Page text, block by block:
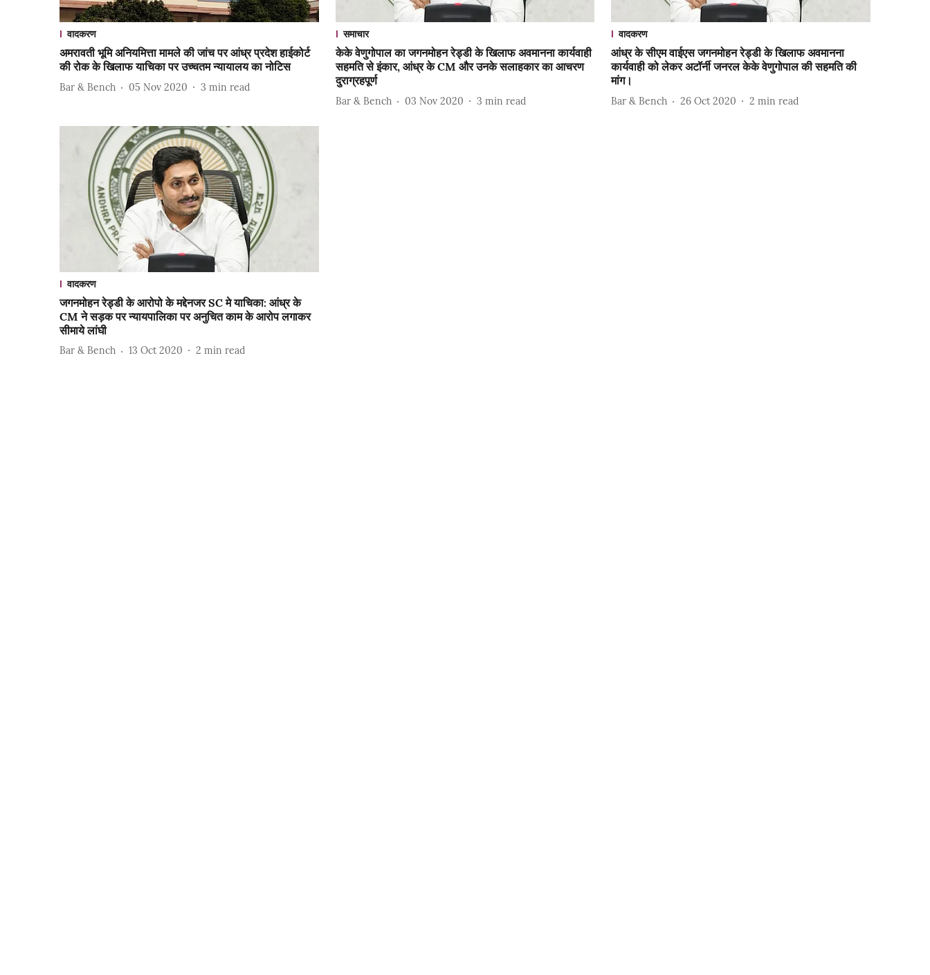
वादकरण
अमरावती भूमि अनियमित्ता मामले की जांच पर आंध्र प्रदेश हाईकोर्ट
की रोक के खिलाफ याचिका पर उच्चतम न्यायालय का नोटिस
Bar & Bench 05 Nov 2020 3 min read
समाचार
केके वेणुगोपाल का जगनमोहन रेड्डी के खिलाफ अवमानना कार्यवाही
सहमति से इंकार, आंध्र के CM और उनके सलाहकार का आचरण
दुराग्रहपूर्ण
Bar & Bench 03 Nov 2020 3 min read
वादकरण
आंध्र के सीएम वाईएस जगनमोहन रेड्डी के खिलाफ अवमानना
कार्यवाही को लेकर अटॉर्नी जनरल केके वेणुगोपाल की सहमति की
मांग।
Bar & Bench 26 Oct 2020 2 min read
वादकरण
जगनमोहन रेड्डी के आरोपो के मद्देनजर SC मे याचिका: आंध्र के
CM ने सड़क पर न्यायपालिका पर अनुचित काम के आरोप लगाकर
सीमाये लांघी
Bar & Bench 13 Oct 2020 2 min read